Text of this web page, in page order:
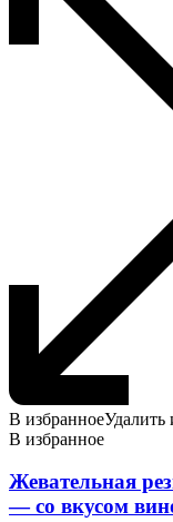
В избранноеУдалить
В избранное
Жевательная
— со вкусом